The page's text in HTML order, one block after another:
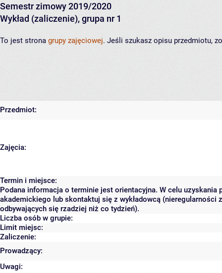
Semestr zimowy 2019/2020
Wykład (zaliczenie), grupa nr 1
To jest strona grupy zajęciowej. Jeśli szukasz opisu przedmiotu,
Przedmiot:
Zajęcia:
Termin i miejsce:
Podana informacja o terminie jest orientacyjna. W celu
akademickiego lub skontaktuj się z wykładowcą (nieregularności
odbywających się rzadziej niż co tydzień).
Liczba osób w grupie:
Limit miejsc:
Zaliczenie:
Prowadzący:
Uwagi: